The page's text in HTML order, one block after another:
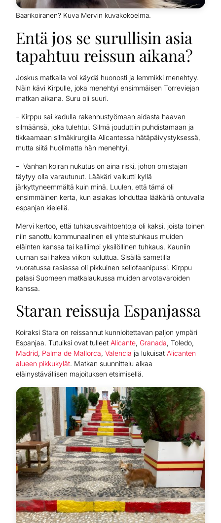
Baarikoiranen? Kuva Mervin kuvakokoelma.
Entä jos se surullisin asia
tapahtuu reissun aikana?
Joskus matkalla voi käydä huonosti ja lemmikki menehtyy.
Näin kävi Kirpulle, joka menehtyi ensimmäisen Torreviejan
matkan aikana. Suru oli suuri.
– Kirppu sai kadulla rakennustyömaan aidasta haavan
silmäänsä, joka tulehtui. Silmä jouduttiin puhdistamaan ja
tikkaamaan silmäkirurgilla Alicantessa hätäpäivystyksessä,
mutta siitä huolimatta hän menehtyi.
– Vanhan koiran nukutus on aina riski, johon omistajan
täytyy olla varautunut. Lääkäri vaikutti kyllä
järkyttyneemmältä kuin minä. Luulen, että tämä oli
ensimmäinen kerta, kun asiakas lohduttaa lääkäriä ontuvalla
espanjan kielellä.
Mervi kertoo, että tuhkausvaihtoehtoja oli kaksi, joista toinen
niin sanottu kommunaalinen eli yhteistuhkaus muiden
eläinten kanssa tai kalliimpi yksilöllinen tuhkaus. Kauniin
uurnan sai hakea viikon kuluttua. Sisällä sametilla
vuoratussa rasiassa oli pikkuinen sellofaanipussi. Kirppu
palasi Suomeen matkalaukussa muiden arvotavaroiden
kanssa.
Staran reissuja Espanjassa
Koiraksi Stara on reissannut kunnioitettavan paljon ympäri
Espanjaa. Tutuiksi ovat tulleet Alicante, Granada, Toledo,
Madrid, Palma de Mallorca, Valencia ja lukuisat Alicanten
alueen pikkukylät. Matkan suunnittelu alkaa
eläinystävällisen majoituksen etsimisellä.